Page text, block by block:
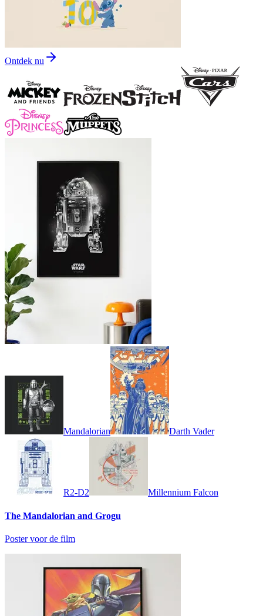
Ontdek nu
Mandalorian Darth Vader
R2-D2 Millennium Falcon
The Mandalorian and Grogu
Poster voor de film